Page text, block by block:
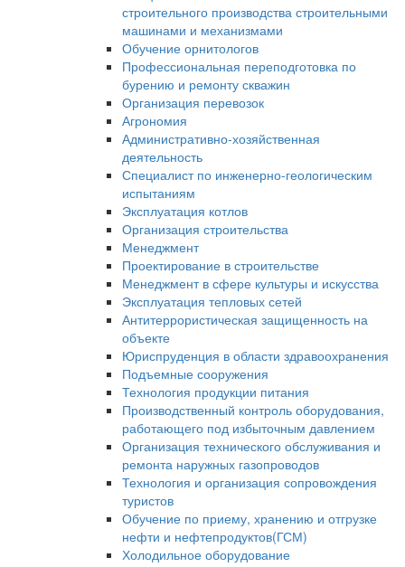
строительного производства строительными
машинами и механизмами
Обучение орнитологов
Профессиональная переподготовка по
бурению и ремонту скважин
Организация перевозок
Агрономия
Административно-хозяйственная
деятельность
Специалист по инженерно-геологическим
испытаниям
Эксплуатация котлов
Организация строительства
Менеджмент
Проектирование в строительстве
Менеджмент в сфере культуры и искусства
Эксплуатация тепловых сетей
Антитеррористическая защищенность на
объекте
Юриспруденция в области здравоохранения
Подъемные сооружения
Технология продукции питания
Производственный контроль оборудования,
работающего под избыточным давлением
Организация технического обслуживания и
ремонта наружных газопроводов
Технология и организация сопровождения
туристов
Обучение по приему, хранению и отгрузке
нефти и нефтепродуктов(ГСМ)
Холодильное оборудование